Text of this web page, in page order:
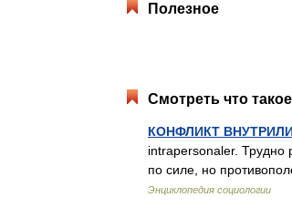
Полезное
Смотреть что
КОНФЛИКТ
intrapersonaler.
по силе, но
Энциклопедия социологии